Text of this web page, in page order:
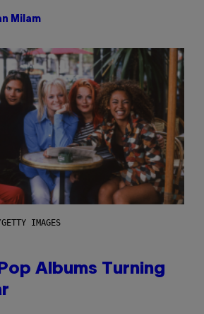
Milam
IMAGES
Albums Turning